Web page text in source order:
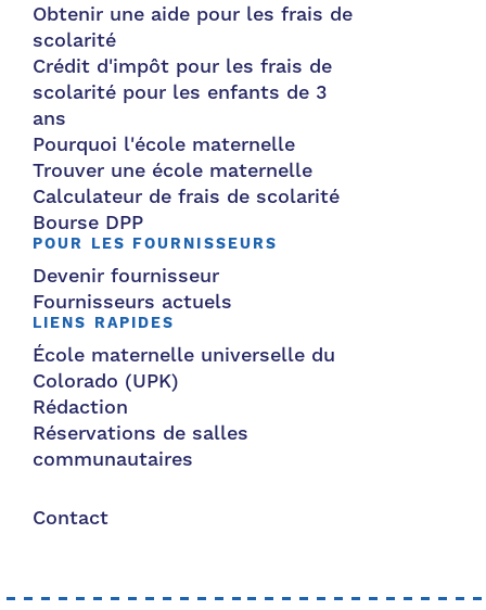
Obtenir une aide pour les frais de
scolarité
Crédit d'impôt pour les frais de
scolarité pour les enfants de 3
ans
Pourquoi l'école maternelle
Trouver une école maternelle
Calculateur de frais de scolarité
Bourse DPP
POUR LES FOURNISSEURS
Devenir fournisseur
Fournisseurs actuels
LIENS RAPIDES
École maternelle universelle du
Colorado (UPK)
Rédaction
Réservations de salles
communautaires
Contact